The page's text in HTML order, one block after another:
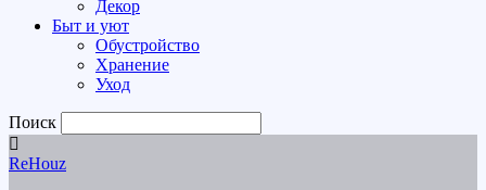
Декор
Быт и уют
Обустройство
Хранение
Уход
Поиск
ReHouz